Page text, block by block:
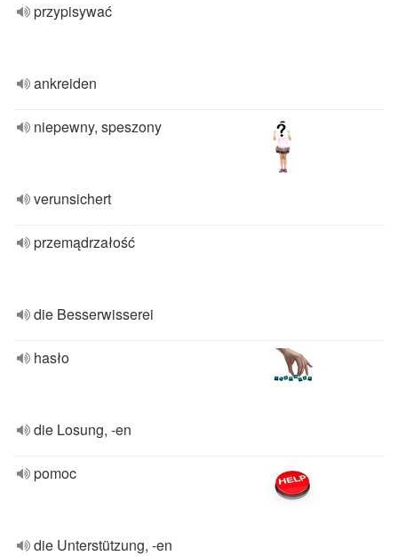
przypisywać
ankreiden
niepewny, speszony
verunsichert
przemądrzałość
die Besserwisserei
hasło
die Losung, -en
pomoc
die Unterstützung, -en